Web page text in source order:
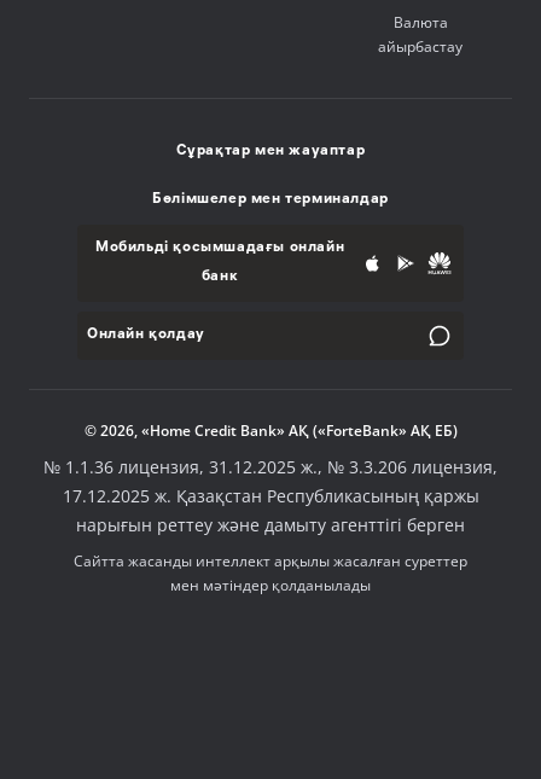
Валюта
айырбастау
Сұрақтар мен жауаптар
Бөлімшелер мен терминалдар
Мобильді қосымшадағы онлайн
банк
Онлайн қолдау
© 2026, «Home Credit Bank» АҚ («ForteBank» АҚ ЕБ)
№ 1.1.36 лицензия, 31.12.2025 ж., № 3.3.206 лицензия,
17.12.2025 ж. Қазақстан Республикасының қаржы
нарығын реттеу және дамыту агенттігі берген
Сайтта жасанды интеллект арқылы жасалған суреттер
мен мәтіндер қолданылады